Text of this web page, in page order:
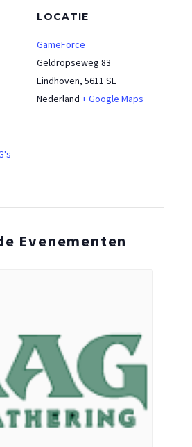
LOCATIE
GameForce
Geldropseweg 83
Eindhoven, 5611 SE
Nederland + Google Maps
Evenementen